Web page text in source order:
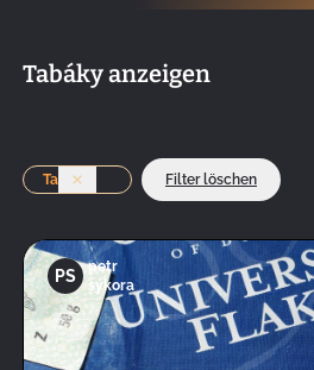
Tabáky anzeigen
TabákyLöschen Filter löschen
PS
petr
sýkora